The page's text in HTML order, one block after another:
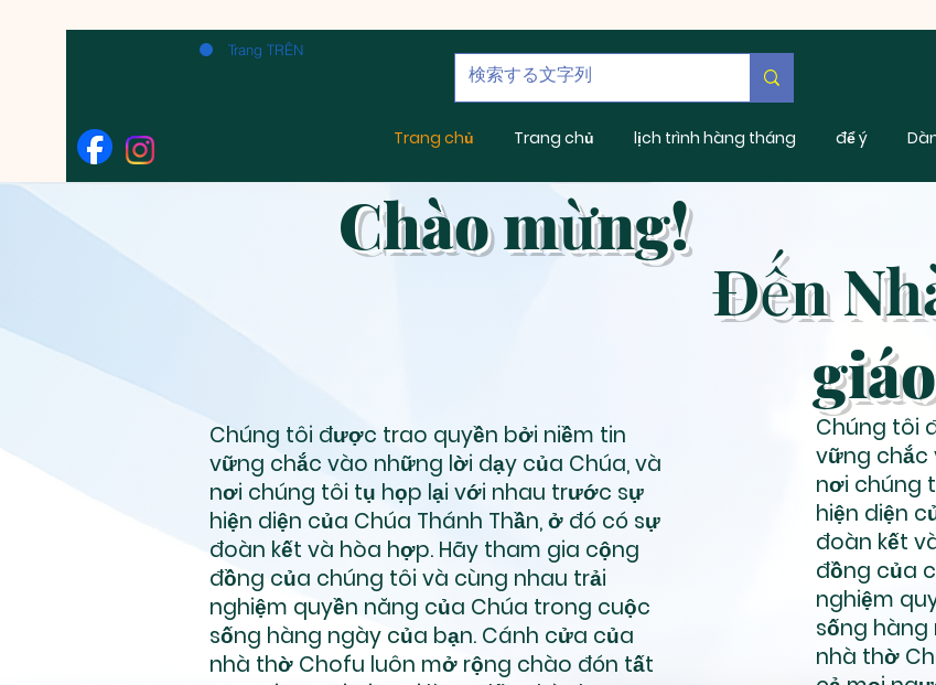
Trang TRÊN
Trang chủ Trang chủ lịch trình hàng tháng để ý
Chào mừng!
Đến
giáo
Chúng tôi được trao quyền bởi niềm tin
vững chắc vào những lời dạy của Chúa, và
nơi chúng tôi tụ họp lại với nhau trước sự
hiện diện của Chúa Thánh Thần, ở đó có sự
đoàn kết và hòa hợp. Hãy tham gia cộng
đồng của chúng tôi và cùng nhau trải
nghiệm quyền năng của Chúa trong cuộc
sống hàng ngày của bạn. Cánh cửa của
nhà thờ Chofu luôn mở rộng chào đón tất
Chúng tôi
vững chắc
nơi chúng
hiện diện
đoàn kết
đồng của
nghiệm
sống
nhà thờ